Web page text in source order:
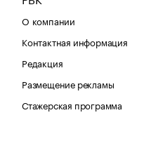
О компании
Контактная информация
Редакция
Размещение рекламы
Стажерская программа